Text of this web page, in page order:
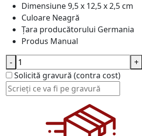
Dimensiune9,5 x 12,5 x 2,5 cm
Culoare Neagră
Țara producătorului Germania
Produs Manual
Solicită gravură (contra cost)
- +